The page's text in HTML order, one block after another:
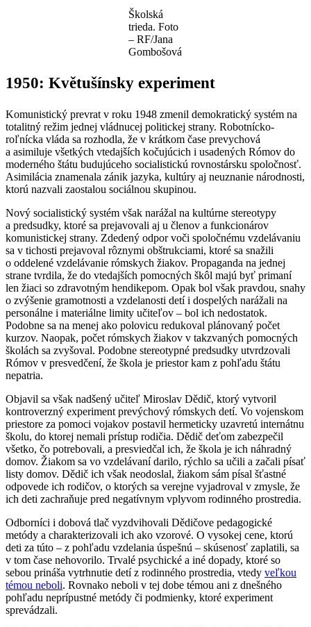
Školská
trieda. Foto
– RF/Jana
Gombošová
1950: Květušínsky experiment
Komunistický prevrat v roku 1948 zmenil demokratický systém na
totalitný režim jednej vládnucej politickej strany. Robotnícko-
roľnícka vláda sa rozhodla, že v krátkom čase prevychová
a asimiluje všetkých vtedajších kočujúcich i usadených Rómov do
moderného štátu budujúceho socialistickú rovnostársku spoločnosť.
Asimilácia znamenala zánik jazyka, kultúry aj neuznanie národnosti,
ktorú nazvali zaostalou sociálnou skupinou.
Nový socialistický systém však narážal na kultúrne stereotypy
a predsudky, ktoré sa prejavovali aj u členov a funkcionárov
komunistickej strany. Zdedený odpor voči spoločnému vzdelávaniu
sa v tichosti prejavoval rôznymi obštrukciami, ktoré sa snažili
o oddelené vzdelávanie rómskych žiakov. Propaganda na jednej
strane tvrdila, že do vtedajších pomocných škôl majú byť primaní
len žiaci so zdravotným hendikepom. Opak bol však pravdou, snahy
o zvýšenie gramotnosti a vzdelanosti detí i dospelých narážali na
personálne i materiálne limity učiteľov – bol ich nedostatok.
Podobne sa na menej ako polovicu redukoval plánovaný počet
kurzov. Naopak, počet rómskych žiakov v takzvaných pomocných
školách sa zvyšoval. Podobne stereotypné predsudky utvrdzovali
Rómov v presvedčení, že škola je priestor kam z pohľadu štátu
nepatria.
Objavil sa však nadšený učiteľ Miroslav Dědič, ktorý vytvoril
kontroverzný experiment prevýchový rómskych detí. Vo vojenskom
priestore za pomoci vojakov postavil hermeticky uzavretú internátnu
školu, do ktorej nemali prístup rodičia. Dědič deťom zabezpečil
všetko, čo potrebovali, a presviedčal ich, že škola je ich náhradný
domov. Žiakom sa vo vzdelávaní darilo, rýchlo sa učili a začali písať
listy domov. Dědič ich však neodoslal, žiakom sám písal šťastné
odpovede ich rodičov, o ktorých sa verejne vyjadroval v zmysle, že
ich deti zachraňuje pred negatívnym vplyvom rodinného prostredia.
Odborníci i dobová tlač vyzdvihovali Dědičove pedagogické
metódy a charakterizovali ich ako vzorové. O vysokej cene, ktorú
deti za túto – z pohľadu vzdelania úspešnú – skúsenosť zaplatili, sa
v tom čase nehovorilo. Trvalé psychické a iné dopady, ktoré so
sebou prináša vytrhnutie detí z rodinného prostredia, vtedy veľkou
témou neboli. Rovnako neboli v tej dobe témou ani z dnešného
pohľadu neprípustné metódy či podmienky, ktoré experiment
sprevádzali.